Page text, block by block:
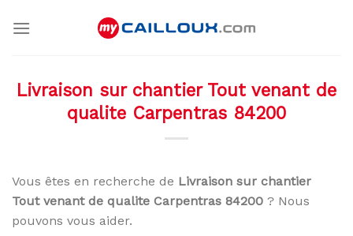
Livraison sur chantier Tout venant de
qualite Carpentras 84200
Vous êtes en recherche de Livraison sur chantier
Tout venant de qualite Carpentras 84200 ? Nous
pouvons vous aider.